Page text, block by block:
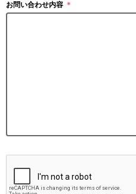
お問い合わせ内容 ＊